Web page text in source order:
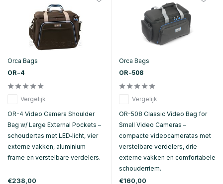
Orca Bags
OR-4
Vergelijk
OR-4 Video Camera Shoulder
Bag w/ Large External Pockets –
schoudertas met LED‑licht, vier
externe vakken, aluminium
frame en verstelbare verdelers.
€238,00
Orca Bags
OR-508
Vergelijk
OR-508 Classic Video Bag for
Small Video Cameras –
compacte videocameratas met
verstelbare verdelers, drie
externe vakken en comfortabele
schouderriem.
€160,00